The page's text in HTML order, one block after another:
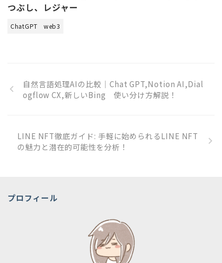
つぶし、レジャー
ChatGPT web3
自然言語処理AIの比較｜Chat GPT,Notion AI,Dial
ogflow CX,新しいBing 使い分け方解説！
LINE NFT徹底ガイド: 手軽に始められるLINE NFT
の魅力と潜在的可能性を分析！
プロフィール